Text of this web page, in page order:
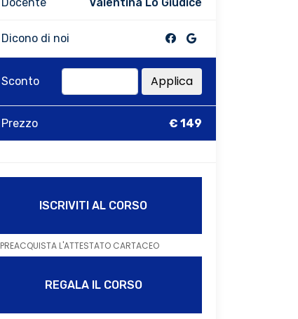
Dicono di noi
Sconto Applica
Prezzo € 149
ISCRIVITI AL CORSO
PREACQUISTA L'ATTESTATO CARTACEO
REGALA IL CORSO